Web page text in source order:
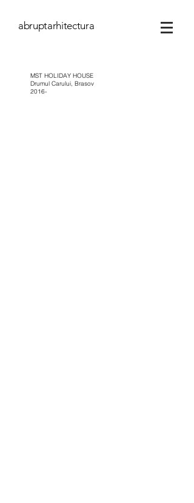
abruptarhitectura
MST HOLIDAY HOUSE
Drumul Carului, Brasov
2016-